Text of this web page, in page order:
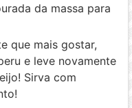
da massa para
que mais gostar,
e leve novamente
Sirva com